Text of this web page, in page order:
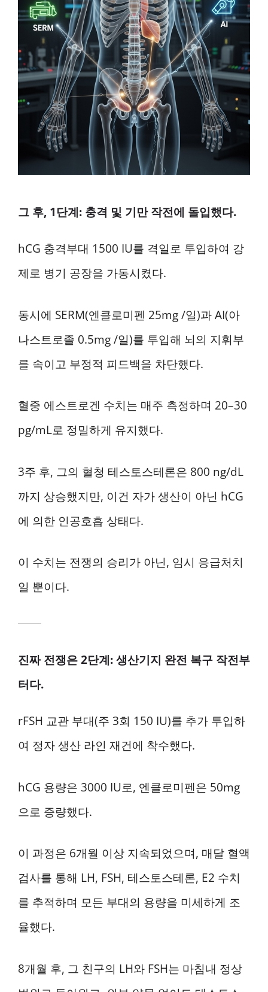
그 후, 1단계: 충격 및 기만 작전에 돌입했다.
hCG 충격부대 1500 IU를 격일로 투입하여 강
제로 병기 공장을 가동시켰다.
동시에 SERM(엔클로미펜 25mg /일)과 AI(아
나스트로졸 0.5mg /일)를 투입해 뇌의 지휘부
를 속이고 부정적 피드백을 차단했다.
혈중 에스트로겐 수치는 매주 측정하며 20–30
pg/mL로 정밀하게 유지했다.
3주 후, 그의 혈청 테스토스테론은 800 ng/dL
까지 상승했지만, 이건 자가 생산이 아닌 hCG
에 의한 인공호흡 상태다.
이 수치는 전쟁의 승리가 아닌, 임시 응급처치
일 뿐이다.
진짜 전쟁은 2단계: 생산기지 완전 복구 작전부
터다.
rFSH 교관 부대(주 3회 150 IU)를 추가 투입하
여 정자 생산 라인 재건에 착수했다.
hCG 용량은 3000 IU로, 엔클로미펜은 50mg
으로 증량했다.
이 과정은 6개월 이상 지속되었으며, 매달 혈액
검사를 통해 LH, FSH, 테스토스테론, E2 수치
를 추적하며 모든 부대의 용량을 미세하게 조
율했다.
8개월 후, 그 친구의 LH와 FSH는 마침내 정상